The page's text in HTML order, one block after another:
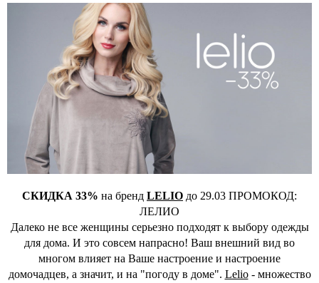
СКИДКА 33% на бренд LELIO до 29.03 ПРОМОКОД:
ЛЕЛИО
Далеко не все женщины серьезно подходят к выбору одежды
для дома. И это совсем напрасно! Ваш внешний вид во
многом влияет на Ваше настроение и настроение
домочадцев, а значит, и на "погоду в доме". Lelio- множество